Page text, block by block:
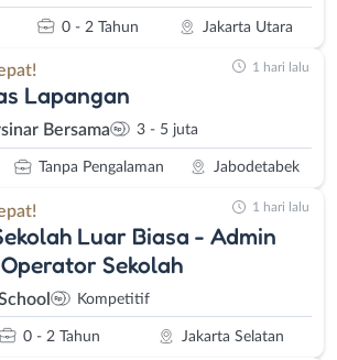
0 - 2 Tahun Jakarta Utara
Lapangan
Bersama 3 - 5 juta
Tanpa Pengalaman Jabodetabek
1 hari lalu
Luar Biasa - Admin
Sekolah
Kompetitif
0 - 2 Tahun Jakarta Selatan
1 hari lalu